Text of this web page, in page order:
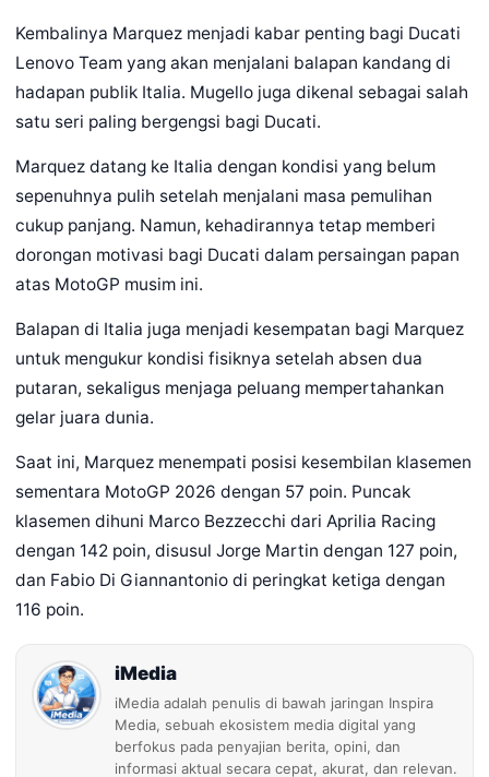
Kembalinya Marquez menjadi kabar penting bagi Ducati
Lenovo Team yang akan menjalani balapan kandang di
hadapan publik Italia. Mugello juga dikenal sebagai salah
satu seri paling bergengsi bagi Ducati.
Marquez datang ke Italia dengan kondisi yang belum
sepenuhnya pulih setelah menjalani masa pemulihan
cukup panjang. Namun, kehadirannya tetap memberi
dorongan motivasi bagi Ducati dalam persaingan papan
atas MotoGP musim ini.
Balapan di Italia juga menjadi kesempatan bagi Marquez
untuk mengukur kondisi fisiknya setelah absen dua
putaran, sekaligus menjaga peluang mempertahankan
gelar juara dunia.
Saat ini, Marquez menempati posisi kesembilan klasemen
sementara MotoGP 2026 dengan 57 poin. Puncak
klasemen dihuni Marco Bezzecchi dari Aprilia Racing
dengan 142 poin, disusul Jorge Martin dengan 127 poin,
dan Fabio Di Giannantonio di peringkat ketiga dengan
116 poin.
iMedia
iMedia adalah penulis di bawah jaringan Inspira
Media, sebuah ekosistem media digital yang
berfokus pada penyajian berita, opini, dan
informasi aktual secara cepat, akurat, dan relevan.